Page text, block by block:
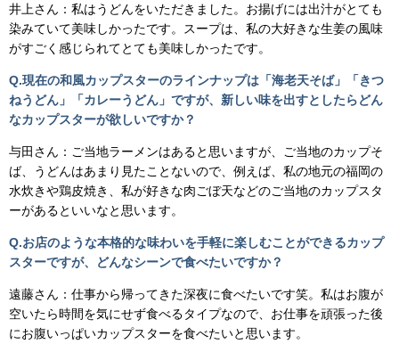
井上さん：私はうどんをいただきました。お揚げには出汁がとても
染みていて美味しかったです。スープは、私の大好きな生姜の風味
がすごく感じられてとても美味しかったです。
Q.現在の和風カップスターのラインナップは「海老天そば」「きつ
ねうどん」「カレーうどん」ですが、新しい味を出すとしたらどん
なカップスターが欲しいですか？
与田さん：ご当地ラーメンはあると思いますが、ご当地のカップそ
ば、うどんはあまり見たことないので、例えば、私の地元の福岡の
水炊きや鶏皮焼き、私が好きな肉ごぼ天などのご当地のカップスタ
ーがあるといいなと思います。
Q.お店のような本格的な味わいを手軽に楽しむことができるカップ
スターですが、どんなシーンで食べたいですか？
遠藤さん：仕事から帰ってきた深夜に食べたいです笑。私はお腹が
空いたら時間を気にせず食べるタイプなので、お仕事を頑張った後
にお腹いっぱいカップスターを食べたいと思います。